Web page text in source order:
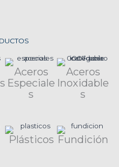
Aceros
Especiale
s
Aceros
Inoxidable
s
Plásticos Fundición